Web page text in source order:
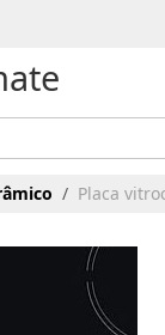
Placa